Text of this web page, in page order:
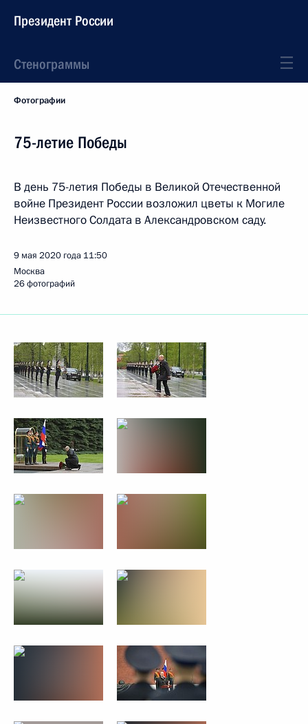
Президент России
Стенограммы
Фотографии
75-летие Победы
В день 75-летия Победы в Великой Отечественной
войне Президент России возложил цветы к Могиле
Неизвестного Солдата в Александровском саду.
9 мая 2020 года 11:50
Москва
26 фотографий